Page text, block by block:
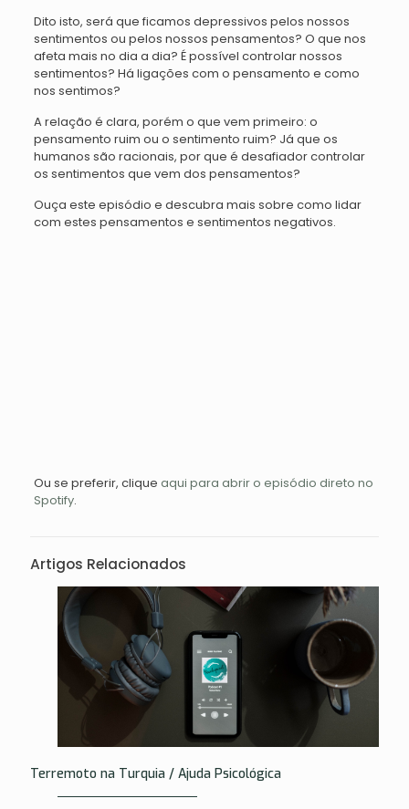
Dito isto, será que ficamos depressivos pelos nossos
sentimentos ou pelos nossos pensamentos? O que nos
afeta mais no dia a dia? É possível controlar nossos
sentimentos? Há ligações com o pensamento e como
nos sentimos?
A relação é clara, porém o que vem primeiro: o
pensamento ruim ou o sentimento ruim? Já que os
humanos são racionais, por que é desafiador controlar
os sentimentos que vem dos pensamentos?
Ouça este episódio e descubra mais sobre como lidar
com estes pensamentos e sentimentos negativos.
Ou se preferir, clique aqui para abrir o episódio direto no
Spotify.
Artigos Relacionados
Terremoto na Turquia / Ajuda Psicológica